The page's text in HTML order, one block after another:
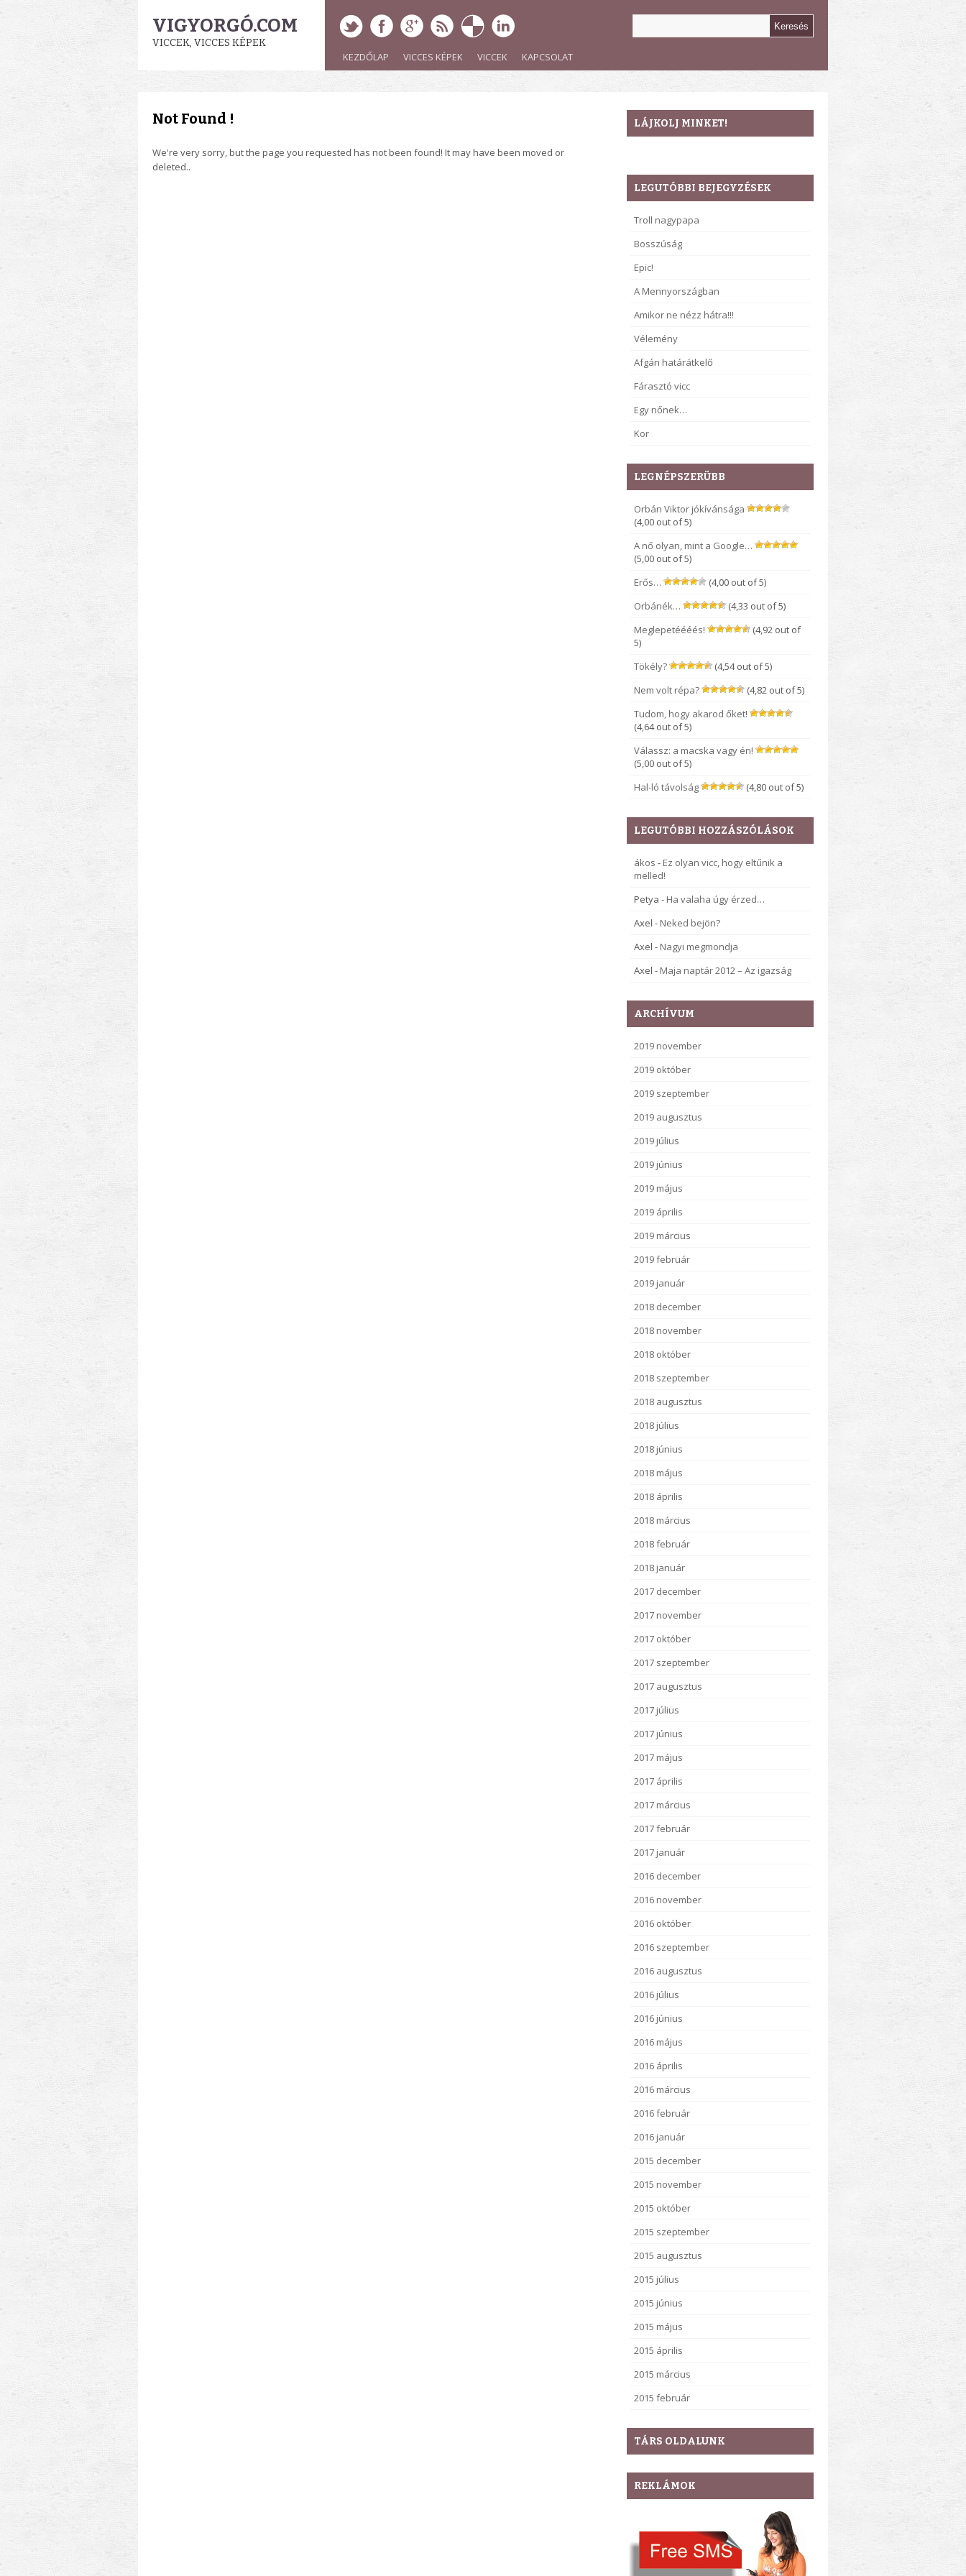
VIGYORGÓ.COM
VICCEK, VICCES KÉPEK
KEZDŐLAP VICCES KÉPEK VICCEK KAPCSOLAT
Not Found !
We're very sorry, but the page you requested has not been found! It may have been moved or
deleted..
LÁJKOLJ MINKET!
LEGUTÓBBI BEJEGYZÉSEK
Troll nagypapa
Bosszúság
Epic!
A Mennyországban
Amikor ne nézz hátra!!!
Vélemény
Afgán határátkelő
Fárasztó vicc
Egy nőnek…
Kor
LEGNÉPSZERÜBB
Orbán Viktor jókívánsága
(4,00 out of 5)
A nő olyan, mint a Google…
(5,00 out of 5)
Erős…
(4,00 out of 5)
Orbánék…
(4,33 out of 5)
Meglepetéééés!
(4,92 out of
5)
Tökély?
(4,54 out of 5)
Nem volt répa?
(4,82 out of 5)
Tudom, hogy akarod őket!
(4,64 out of 5)
Válassz: a macska vagy én!
(5,00 out of 5)
Hal-ló távolság
(4,80 out of 5)
LEGUTÓBBI HOZZÁSZÓLÁSOK
ákos - Ez olyan vicc, hogy eltűnik a
melled!
Petya - Ha valaha úgy érzed…
Axel - Neked bejön?
Axel - Nagyi megmondja
Axel - Maja naptár 2012 – Az igazság
ARCHÍVUM
2019 november
2019 október
2019 szeptember
2019 augusztus
2019 július
2019 június
2019 május
2019 április
2019 március
2019 február
2019 január
2018 december
2018 november
2018 október
2018 szeptember
2018 augusztus
2018 július
2018 június
2018 május
2018 április
2018 március
2018 február
2018 január
2017 december
2017 november
2017 október
2017 szeptember
2017 augusztus
2017 július
2017 június
2017 május
2017 április
2017 március
2017 február
2017 január
2016 december
2016 november
2016 október
2016 szeptember
2016 augusztus
2016 július
2016 június
2016 május
2016 április
2016 március
2016 február
2016 január
2015 december
2015 november
2015 október
2015 szeptember
2015 augusztus
2015 július
2015 június
2015 május
2015 április
2015 március
2015 február
TÁRS OLDALUNK
REKLÁMOK